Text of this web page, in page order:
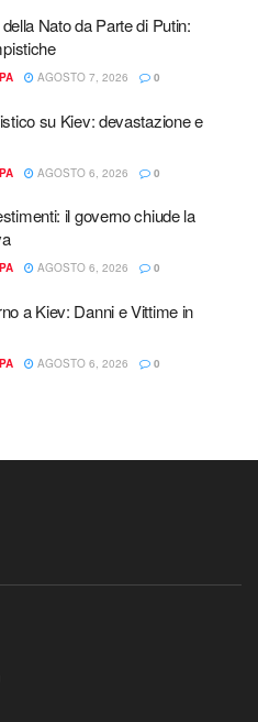
Nato da Parte di Putin:
AGOSTO 7, 2026 0
su Kiev: devastazione e
AGOSTO 6, 2026 0
il governo chiude la
AGOSTO 6, 2026 0
a Kiev: Danni e Vittime in
AGOSTO 6, 2026 0